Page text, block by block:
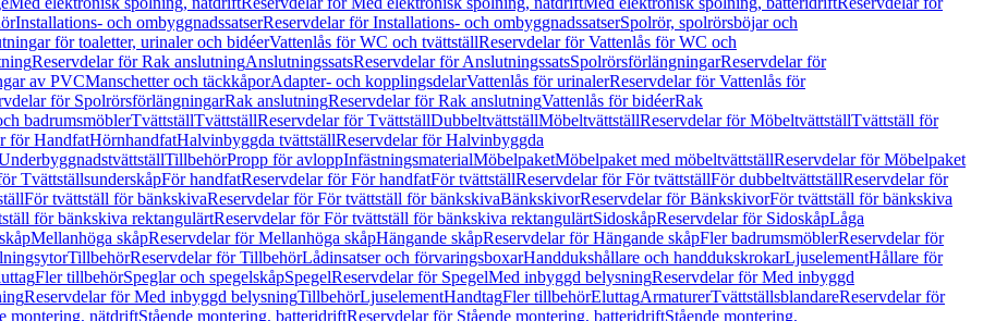
Installations- och ombyggnadssatserReservdelar för Installations- och ombyggnadssatserSpolrör, spolrörsböjar och
för toaletter, urinaler och bidéerVattenlås för WC och tvättställReservdelar för Vattenlås för WC och
Reservdelar för Rak anslutningAnslutningssatsReservdelar för AnslutningssatsSpolrörsförlängningarReservdelar för
av PVCManschetter och täckkåporAdapter- och kopplingsdelarVattenlås för urinalerReservdelar för Vattenlås för
för SpolrörsförlängningarRak anslutningReservdelar för Rak anslutningVattenlås för bidéerRak
badrumsmöblerTvättställTvättställReservdelar för TvättställDubbeltvättställMöbeltvättställReservdelar för MöbeltvättställTvättställ för
för HandfatHörnhandfatHalvinbyggda tvättställReservdelar för Halvinbyggda
TillbehörPropp för avloppInfästningsmaterialMöbelpaketMöbelpaket med möbeltvättställReservdelar för Möbelpaket
TvättställsunderskåpFör handfatReservdelar för För handfatFör tvättställReservdelar för För tvättställFör dubbeltvättställReservdelar för
För tvättställ för bänkskivaReservdelar för För tvättställ för bänkskivaBänkskivorReservdelar för BänkskivorFör tvättställ för bänkskiva
för bänkskiva rektangulärtReservdelar för För tvättställ för bänkskiva rektangulärtSidoskåpReservdelar för SidoskåpLåga
Mellanhöga skåpReservdelar för Mellanhöga skåpHängande skåpReservdelar för Hängande skåpFler badrumsmöblerReservdelar för
TillbehörReservdelar för TillbehörLådinsatser och förvaringsboxarHanddukshållare och handdukskrokarLjuselementHållare för
Fler tillbehörSpeglar och spegelskåpSpegelReservdelar för SpegelMed inbyggd belysningReservdelar för Med inbyggd
Reservdelar för Med inbyggd belysningTillbehörLjuselementHandtagFler tillbehörEluttagArmaturerTvättställsblandareReservdelar för
montering, nätdriftStående montering, batteridriftReservdelar för Stående montering, batteridriftStående montering,